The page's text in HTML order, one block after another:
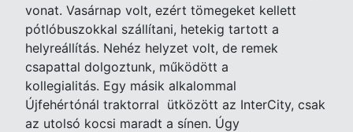
vonat. Vasárnap volt, ezért tömegeket kellett
pótlóbuszokkal szállítani, hetekig tartott a
helyreállítás. Nehéz helyzet volt, de remek
csapattal dolgoztunk, működött a
kollegialitás. Egy másik alkalommal
Újfehértónál traktorral ütközött az InterCity, csak
az utolsó kocsi maradt a sínen. Úgy